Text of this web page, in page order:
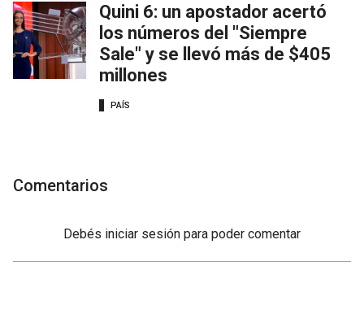
Quini 6: un apostador acertó
los números del "Siempre
Sale" y se llevó más de $405
millones
PAÍS
Comentarios
Debés iniciar sesión para poder comentar